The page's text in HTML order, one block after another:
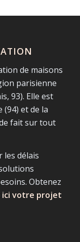
de maisons
parisienne
93). Elle est
(94) et de la
fait sur tout
les délais
Obtenez
ici votre projet